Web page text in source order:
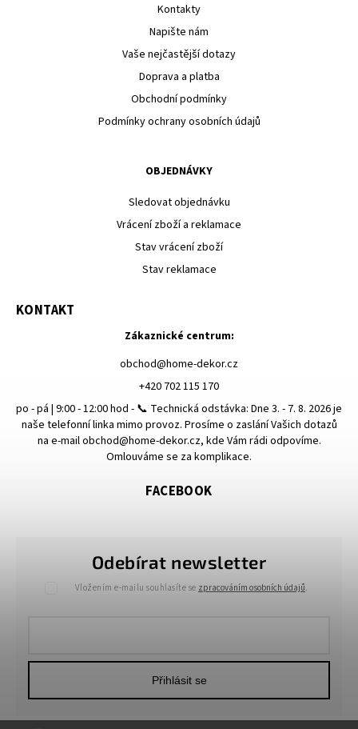
Kontakty
Napište nám
Vaše nejčastější dotazy
Doprava a platba
Obchodní podmínky
Podmínky ochrany osobních údajů
OBJEDNÁVKY
Sledovat objednávku
Vrácení zboží a reklamace
Stav vrácení zboží
Stav reklamace
Odebírat newsletter
Vložením e-mailu souhlasíte se zpracováním osobních údajů.
Přihlásit se
KONTAKT
Zákaznické centrum:
obchod@home-dekor.cz
+420 702 115 170
po - pá | 9:00 - 12:00 hod - 📞 Technická odstávka: Dne 3. - 7. 8. 2026 je
naše telefonní linka mimo provoz. Prosíme o zaslání Vašich dotazů
na e-mail obchod@home-dekor.cz, kde Vám rádi odpovíme.
Omlouváme se za komplikace.
FACEBOOK